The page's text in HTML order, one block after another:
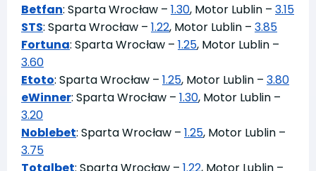
Betfan: Sparta Wrocław – 1.30, Motor Lublin – 3.15
STS: Sparta Wrocław – 1.22, Motor Lublin – 3.85
Fortuna: Sparta Wrocław – 1.25, Motor Lublin –
3.60
Etoto: Sparta Wrocław – 1.25, Motor Lublin – 3.80
eWinner: Sparta Wrocław – 1.30, Motor Lublin –
3.20
Noblebet: Sparta Wrocław – 1.25, Motor Lublin –
3.75
Totalbet: Sparta Wrocław – 1.22, Motor Lublin –